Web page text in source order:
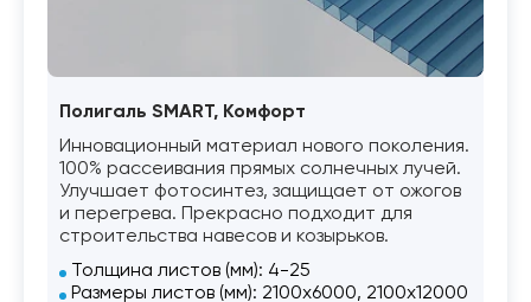
Полигаль SMART, Комфорт
Инновационный материал нового поколения.
100% рассеивания прямых солнечных лучей.
Улучшает фотосинтез, защищает от ожогов
и перегрева. Прекрасно подходит для
строительства навесов и козырьков.
Толщина листов (мм): 4-25
Размеры листов (мм): 2100х6000, 2100х12000